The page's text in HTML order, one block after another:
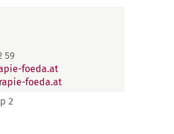
59
foeda.at
foeda.at
2